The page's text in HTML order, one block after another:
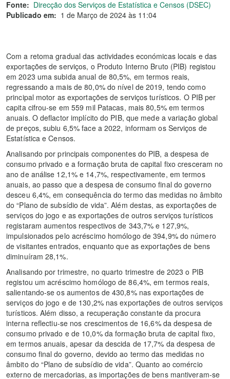
Fonte: Direcção dos Serviços de Estatística e Censos (DSEC)
Publicado em: 1 de Março de 2024 às 11:04
Com a retoma gradual das actividades económicas locais e das
exportações de serviços, o Produto Interno Bruto (PIB) registou
em 2023 uma subida anual de 80,5%, em termos reais,
regressando a mais de 80,0% do nível de 2019, tendo como
principal motor as exportações de serviços turísticos. O PIB per
capita cifrou-se em 559 mil Patacas, mais 80,5% em termos
anuais. O deflactor implícito do PIB, que mede a variação global
de preços, subiu 6,5% face a 2022, informam os Serviços de
Estatística e Censos.
Analisando por principais componentes do PIB, a despesa de
consumo privado e a formação bruta de capital fixo cresceram no
ano de análise 12,1% e 14,7%, respectivamente, em termos
anuais, ao passo que a despesa de consumo final do governo
desceu 6,4%, em consequência do termo das medidas no âmbito
do “Plano de subsídio de vida”. Além destas, as exportações de
serviços do jogo e as exportações de outros serviços turísticos
registaram aumentos respectivos de 343,7% e 127,9%,
impulsionados pelo acréscimo homólogo de 394,9% do número
de visitantes entrados, enquanto que as exportações de bens
diminuíram 28,1%.
Analisando por trimestre, no quarto trimestre de 2023 o PIB
registou um acréscimo homólogo de 86,4%, em termos reais,
salientando-se os aumentos de 430,8% nas exportações de
serviços do jogo e de 130,2% nas exportações de outros serviços
turísticos. Além disso, a recuperação constante da procura
interna reflectiu-se nos crescimentos de 16,6% da despesa de
consumo privado e de 10,0% da formação bruta de capital fixo,
em termos anuais, apesar da descida de 17,7% da despesa de
consumo final do governo, devido ao termo das medidas no
âmbito do “Plano de subsídio de vida”. Quanto ao comércio
externo de mercadorias, as importações de bens mantiveram-se